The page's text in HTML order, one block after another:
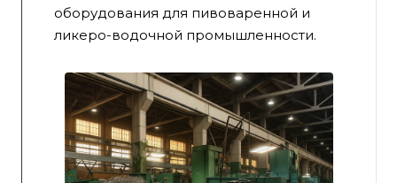
оборудования для пивоваренной и
ликеро-водочной промышленности.